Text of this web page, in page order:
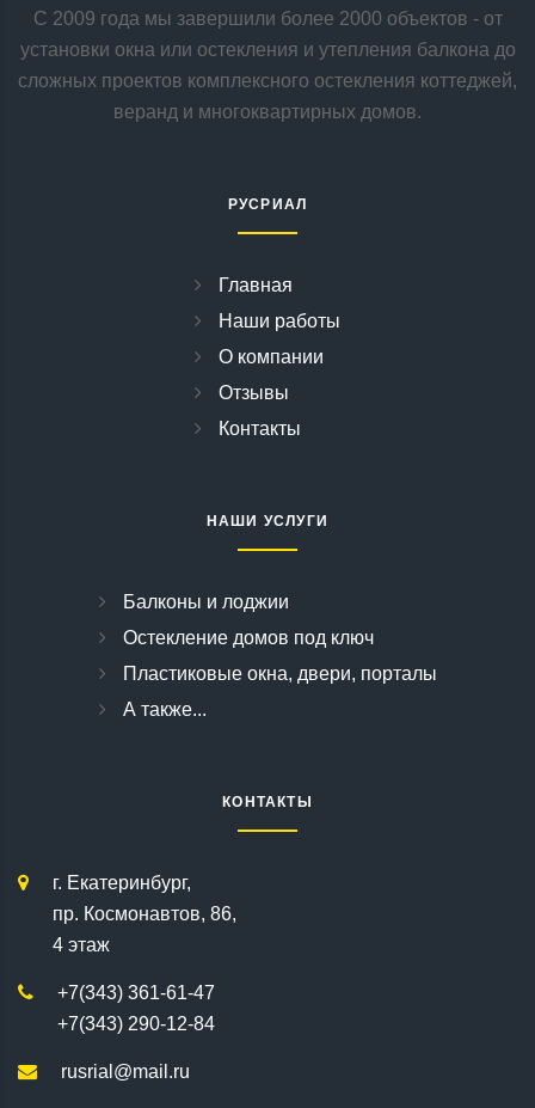
С 2009 года мы завершили более 2000 объектов - от
установки окна или остекления и утепления балкона до
сложных проектов комплексного остекления коттеджей,
веранд и многоквартирных домов.
РУСРИАЛ
Главная
Наши работы
О компании
Отзывы
Контакты
НАШИ УСЛУГИ
Балконы и лоджии
Остекление домов под ключ
Пластиковые окна, двери, порталы
А также...
КОНТАКТЫ
г. Екатеринбург,
пр. Космонавтов, 86,
4 этаж
+7(343) 361-61-47
+7(343) 290-12-84
rusrial@mail.ru